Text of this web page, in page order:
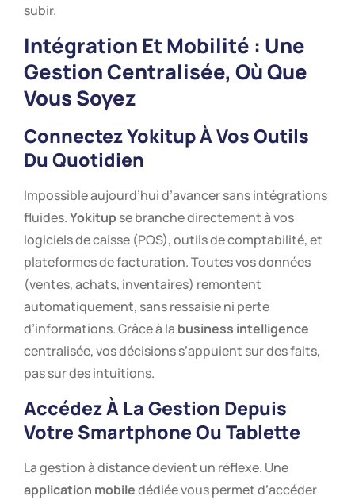
subir.
Intégration Et Mobilité : Une
Gestion Centralisée, Où Que
Vous Soyez
Connectez Yokitup À Vos Outils
Du Quotidien
Impossible aujourd’hui d’avancer sans intégrations
fluides.Yokitupse branche directement à vos
logiciels de caisse (POS), outils de comptabilité, et
plateformes de facturation. Toutes vos données
(ventes, achats, inventaires) remontent
automatiquement, sans ressaisie ni perte
d’informations. Grâce à la business intelligence
centralisée, vos décisions s’appuient sur des faits,
pas sur des intuitions.
Accédez À La Gestion Depuis
Votre Smartphone Ou Tablette
La gestion à distance devient un réflexe. Une
application mobiledédiée vous permet d’accéder